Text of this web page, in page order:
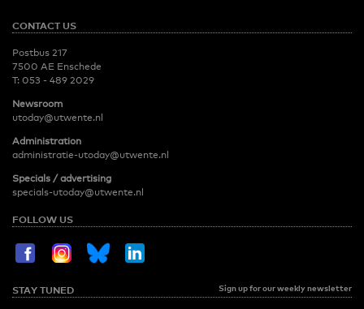
CONTACT US
Postbus 217
7500 AE Enschede
T: 053 - 489 2029
Newsroom
utoday@utwente.nl
Administration
administratie-utoday@utwente.nl
Specials / advertising
specials-utoday@utwente.nl
FOLLOW US
STAY TUNED Sign up for our weekly newsletter